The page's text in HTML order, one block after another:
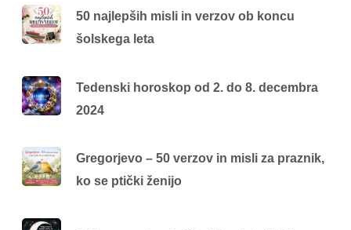
50 najlepših misli in verzov ob koncu
šolskega leta
Tedenski horoskop od 2. do 8. decembra
2024
Gregorjevo – 50 verzov in misli za praznik,
ko se ptički ženijo